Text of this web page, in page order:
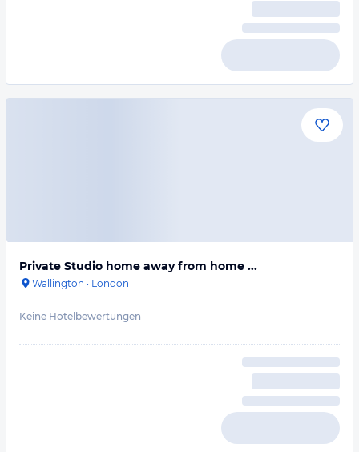
Private Studio home away from home ...
Wallington · London
Keine Hotelbewertungen